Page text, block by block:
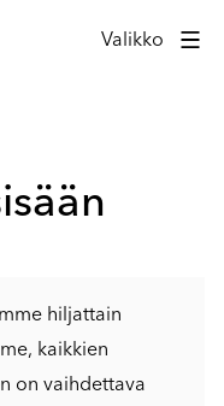
Valikko
hiljattain
kaikkien
on vaihdettava